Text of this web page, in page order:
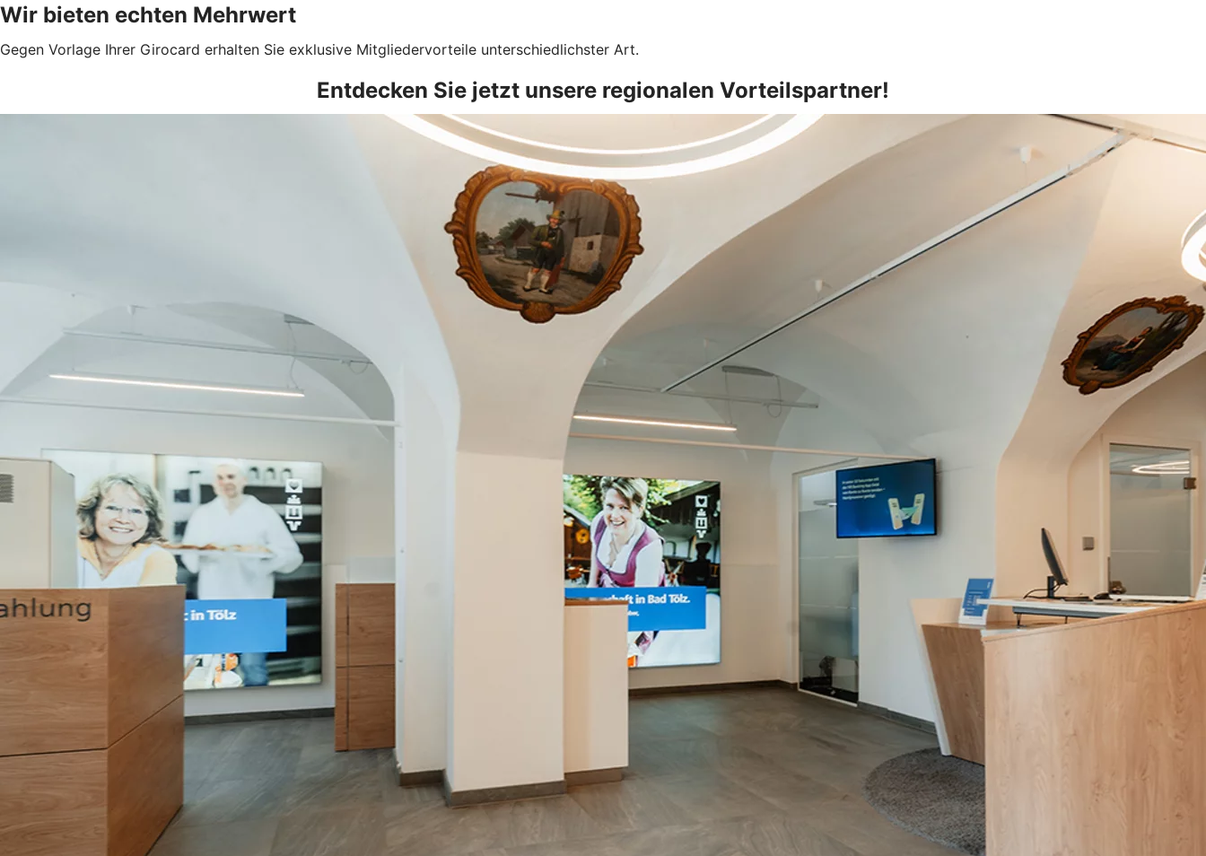
Wir bieten echten Mehrwert
Gegen Vorlage Ihrer Girocard erhalten Sie exklusive Mitgliedervorteile unterschiedlichster Art.
Entdecken Sie jetzt unsere regionalen Vorteilspartner!